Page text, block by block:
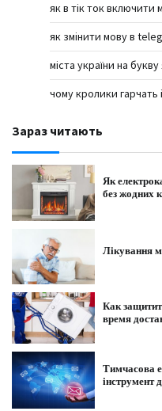
як в тік ток включити
як змінити мову в
міста україни на букву
чому кролики гарчать
Зараз читають
Як
без жодних
Лікування
Как
время
Тимчасова
інструмент